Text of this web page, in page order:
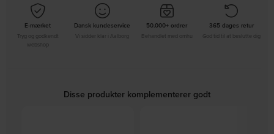
E-mærket
Tryg og godkendt
Dansk kundeservice
Vi sidder klar i Aalborg
50.000+ ordrer
Behandlet med omhu
365 dages retur
God tid til at beslutte dig
Disse produkter komplementerer godt